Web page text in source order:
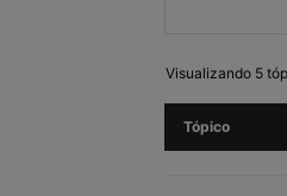
Visualizando 5
Tópico